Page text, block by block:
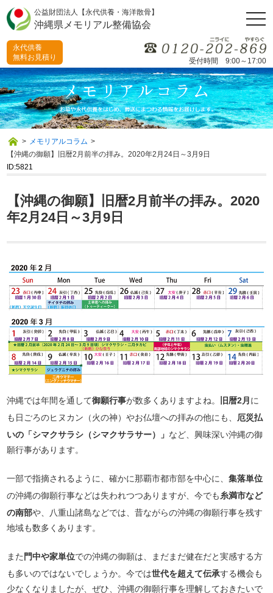
公益財団法人【永代供養・海洋散骨】
沖縄県メモリアル整備協会
受付時間 9:00～17:00
永代供養
無料お見積り
> メモリアルコラム >
【沖縄の御願】旧暦2月前半の拝み。2020年2月24日～3月9日
ID:5821
【沖縄の御願】旧暦2月前半の拝み。2020
年2月24日～3月9日
沖縄では年間を通して御願行事が数多くありますよね。 旧暦2月 に
も日ごろのヒヌカン（火の神）やお仏壇への拝みの他にも、 厄災払
いの「シマクサラシ（シマクサラサー）」 など、興味深い沖縄の御
願行事があります。
一部で指摘されるように、確かに那覇市都市部を中心に、集落単位
の沖縄の御願行事などは失われつつありますが、今でも糸満市など
の南部や、八重山諸島などでは、昔ながらの沖縄の御願行事を残す
地域も数多くあります。
また 門中や家単位での沖縄の御願は、まだまだ健在だと実感する方
も多いのではないでしょうか。今では世代を超えて伝承する機会も
少なくなりましたが、ぜひ、沖縄の御願行事を理解しておきたいで